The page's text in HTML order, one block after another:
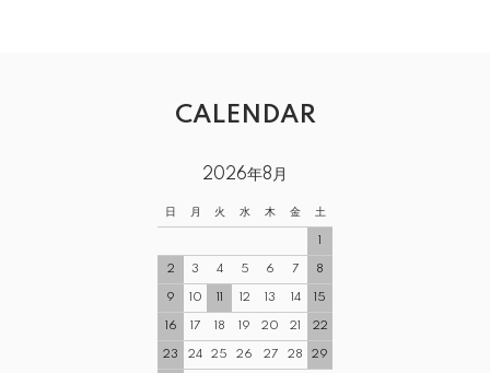
CALENDAR
2026年8月
日 月 火 水 木 金 土
1
2 3 4 5 6 7 8
9 10 11 12 13 14 15
16 17 18 19 20 21 22
23 24 25 26 27 28 29